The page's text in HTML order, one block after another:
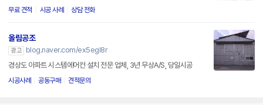
무료 견적 시공 사례 상담 전화
올림공조
광고
blog.naver.com/ex5egl8r
경상도 아파트 시스템에어컨 설치 전문 업체, 3년 무상A/S, 당일시공
시공사례 공동구매 견적문의